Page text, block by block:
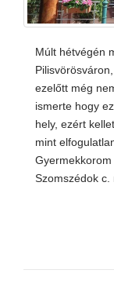
Múlt hétvégén
ezelőtt még
ismerte hogy
hely, ezért
mint
Szomszédok